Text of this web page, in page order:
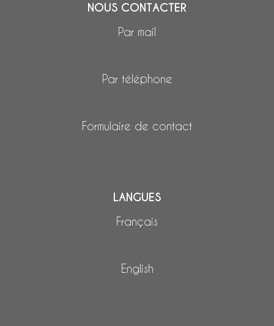
NOUS CONTACTER
Par mail
Par téléphone
Formulaire de contact
LANGUES
Français
English